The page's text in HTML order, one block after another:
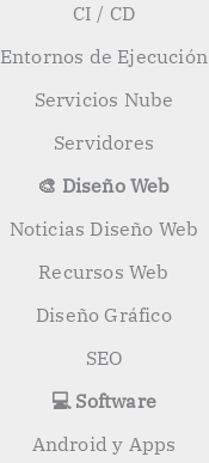
CI / CD
Entornos de Ejecución
Servicios Nube
Servidores
🎨 Diseño Web
Noticias Diseño Web
Recursos Web
Diseño Gráfico
SEO
💻 Software
Android y Apps